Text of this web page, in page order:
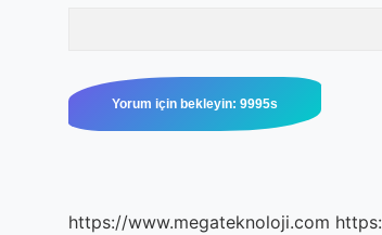
https://www.megateknoloji.com